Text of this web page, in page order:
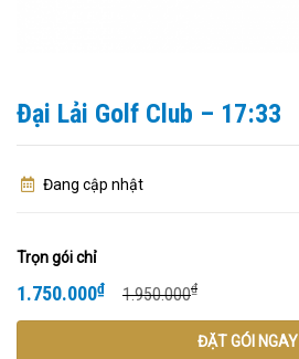
Đại Lải Golf Club – 17:33
Đang cập nhật
Trọn gói chỉ
1.750.000₫ 1.950.000₫
ĐẶT GÓI NGAY